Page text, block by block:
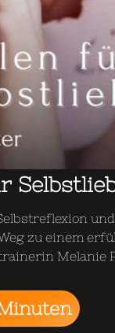
zu einem
Melanie